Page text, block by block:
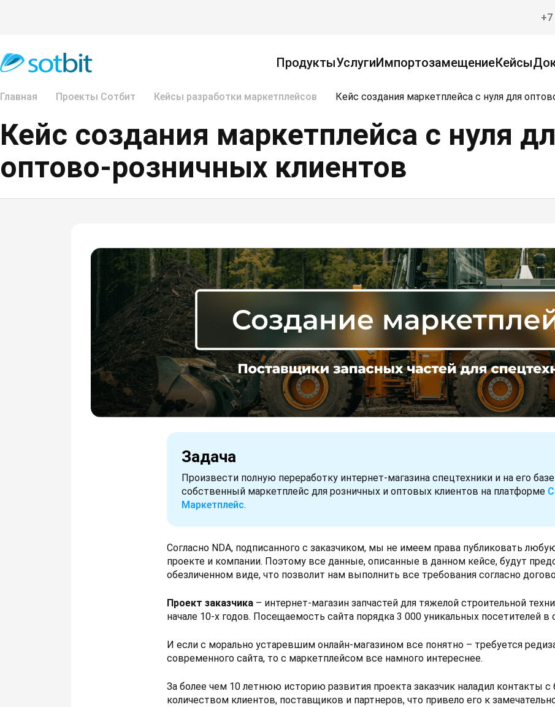
+7
ПродуктыУслугиИмпортозамещениеКейсы
Главная Проекты Сотбит Кейсы разработки маркетплейсов Кейс создания маркетплейса с нуля для
Кейс создания маркетплейса с нуля
оптово-розничных клиентов
Задача
Произвести полную переработку интернет-магазина спецтехники и на его
собственный маркетплейс для розничных и оптовых клиентов на платформе
Маркетплейс.
Согласно NDA, подписанного с заказчиком, мы не имеем права публиковать
проекте и компании. Поэтому все данные, описанные в данном кейсе, будут
обезличенном виде, что позволит нам выполнить все требования согласно
Проект заказчика – интернет-магазин запчастей для тяжелой строительной
начале 10-х годов. Посещаемость сайта порядка 3 000 уникальных посетителей в
И если с морально устаревшим онлайн-магазином все понятно – требуется
современного сайта, то с маркетплейсом все намного интереснее.
За более чем 10 летнюю историю развития проекта заказчик наладил контакты
количеством клиентов, поставщиков и партнеров, что привело его к